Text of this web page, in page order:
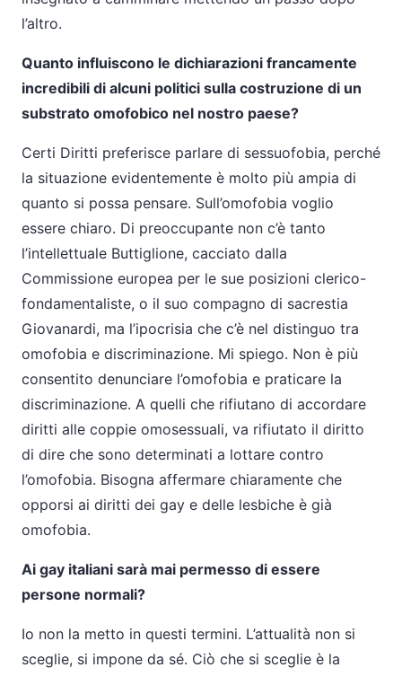
l’altro.
Quanto influiscono le dichiarazioni francamente
incredibili di alcuni politici sulla costruzione di un
substrato omofobico nel nostro paese?
Certi Diritti preferisce parlare di sessuofobia, perché
la situazione evidentemente è molto più ampia di
quanto si possa pensare. Sull’omofobia voglio
essere chiaro. Di preoccupante non c’è tanto
l’intellettuale Buttiglione, cacciato dalla
Commissione europea per le sue posizioni clerico-
fondamentaliste, o il suo compagno di sacrestia
Giovanardi, ma l’ipocrisia che c’è nel distinguo tra
omofobia e discriminazione. Mi spiego. Non è più
consentito denunciare l’omofobia e praticare la
discriminazione. A quelli che rifiutano di accordare
diritti alle coppie omosessuali, va rifiutato il diritto
di dire che sono determinati a lottare contro
l’omofobia. Bisogna affermare chiaramente che
opporsi ai diritti dei gay e delle lesbiche è già
omofobia.
Ai gay italiani sarà mai permesso di essere
persone normali?
Io non la metto in questi termini. L’attualità non si
sceglie, si impone da sé. Ciò che si sceglie è la